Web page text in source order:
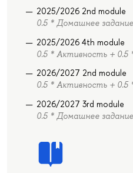
2025/2026 2nd module
0.5 * Домашнее
2025/2026 4th module
0.5 * Активность +
2026/2027 2nd module
0.5 * Активность +
2026/2027 3rd module
0.5 * Домашнее